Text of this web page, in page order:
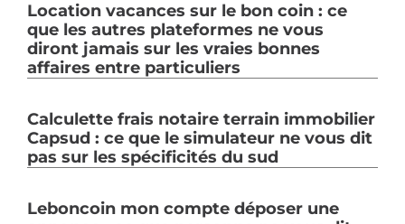
Location vacances sur le bon coin : ce
que les autres plateformes ne vous
diront jamais sur les vraies bonnes
affaires entre particuliers
Calculette frais notaire terrain immobilier
Capsud : ce que le simulateur ne vous dit
pas sur les spécificités du sud
Leboncoin mon compte déposer une